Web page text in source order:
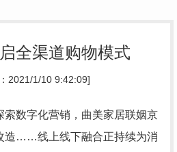
全渠道购物模式
2021/1/10 9:42:09]
数字化营销，曲美家居联姻京
造……线上线下融合正持续为消